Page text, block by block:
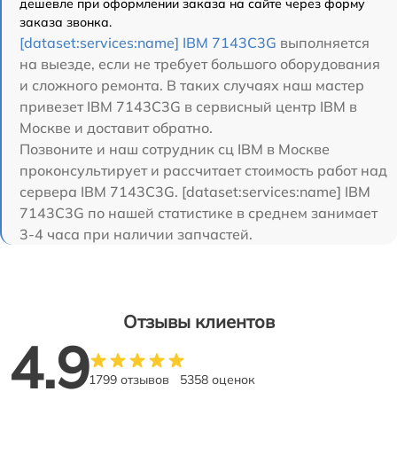
дешевле при оформлении заказа на сайте через форму
заказа звонка.
[dataset:services:name] IBM 7143C3G выполняется
на выезде, если не требует большого оборудования
и сложного ремонта. В таких случаях наш мастер
привезет IBM 7143C3G в сервисный центр IBM в
Москве и доставит обратно.
Позвоните и наш сотрудник сц IBM в Москве
проконсультирует и рассчитает стоимость работ над
сервера IBM 7143C3G. [dataset:services:name] IBM
7143C3G по нашей статистике в среднем занимает
3-4 часа при наличии запчастей.
Отзывы клиентов
4.91799 отзывов 5358 оценок